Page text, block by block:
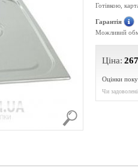
Готівкою,
Гарантія
Можливий
Ціна: 267
Оцінки
Чи